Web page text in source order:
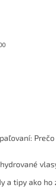
a tipy ako ho